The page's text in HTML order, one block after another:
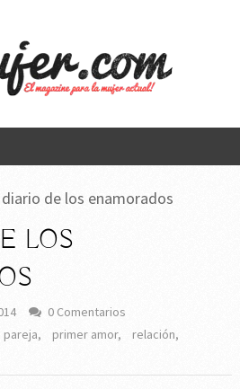
diario de los enamorados
LOS
0 Comentarios
pareja, primer amor, relación,